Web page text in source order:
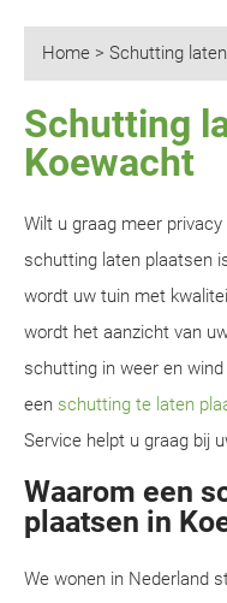
Home > Schutting
Schutting
Koewacht
Wilt u graag meer
schutting laten plaatsen
wordt uw tuin met
wordt het aanzicht van
schutting in weer en
een schutting te laten
Service helpt u graag bij
Waarom een
plaatsen in
We wonen in Nederland